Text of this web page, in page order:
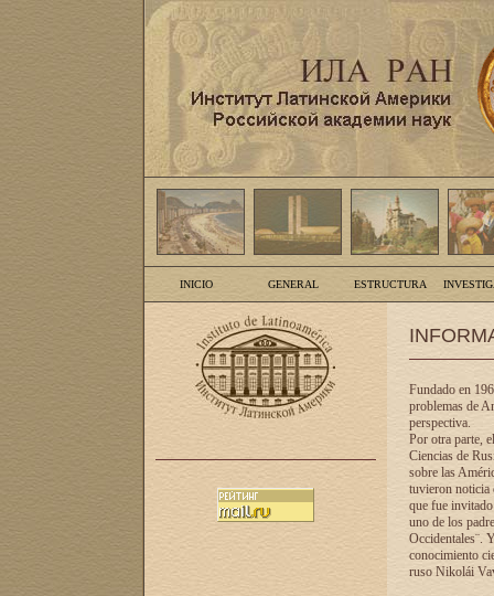
INICIO GENERAL ESTRUCTURA
Fundado en
problemas de
perspectiva.
Por otra parte,
Ciencias de
sobre las
tuvieron noticia
que fue
uno de los
Occidentales¨.
conocimiento
ruso Nikolái